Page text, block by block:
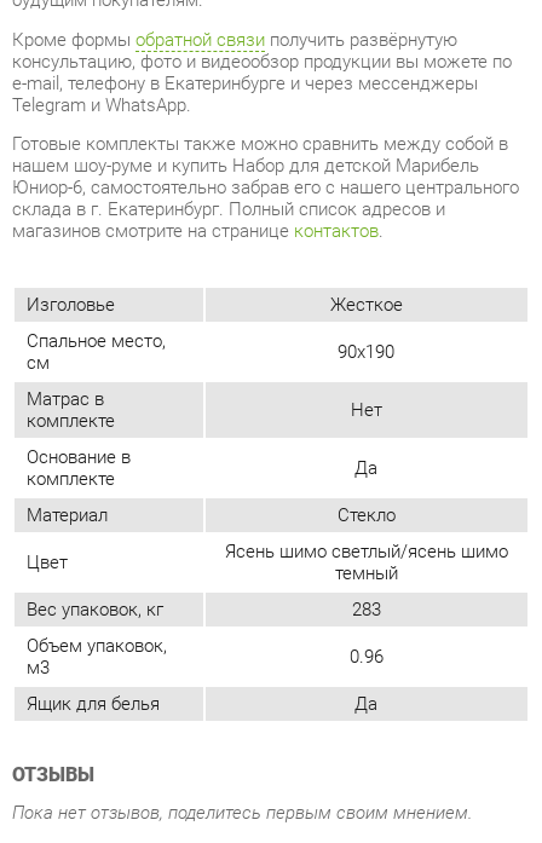
нашем шоу-руме и купить Набор для детской Марибель
Юниор-6, самостоятельно забрав его с нашего центрального
склада в г. Екатеринбург. Полный список адресов и
магазинов смотрите на странице
Изголовье
Жесткое
Спальное место,
см
90x190
комплекте
Основание в
комплекте
Материал
Цвет Ясень шимо светлый/ясень шимо
Вес упаковок, кг
283
Объем упаковок,
м3
0.96
Ящик для белья Да
ОТЗЫВЫ
Пока нет отзывов, поделитесь первым своим мнением.
ПОХОЖИЕ ТОВАРЫ